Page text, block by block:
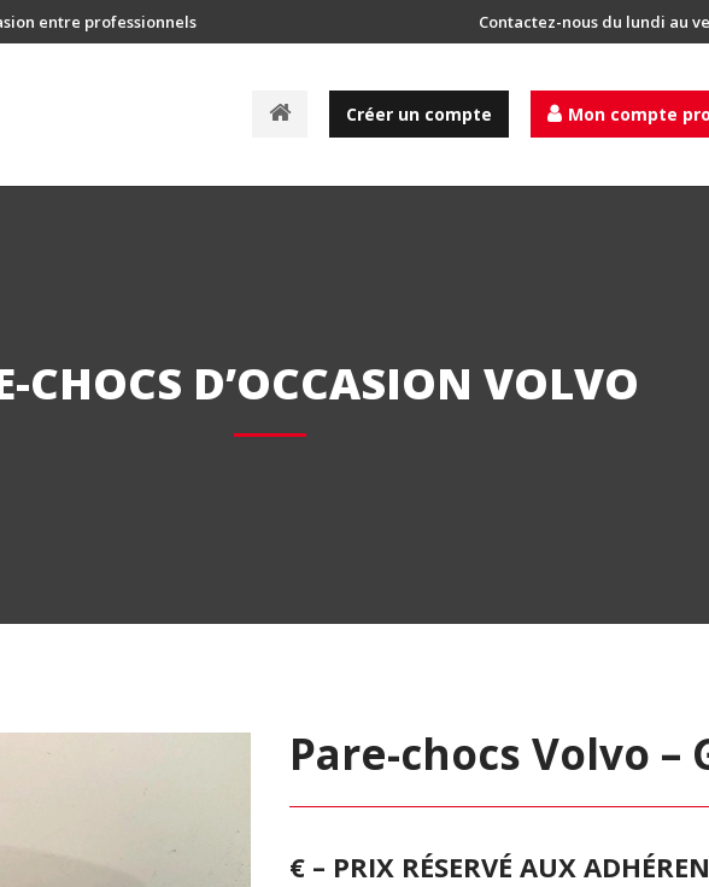
entre professionnels Contactez-nous du lundi au
A
Créer un compte Mon compte pro
CHOCS D’OCCASION VOLVO
Pare-chocs Volvo –
€ – PRIX RÉSERVÉ AUX